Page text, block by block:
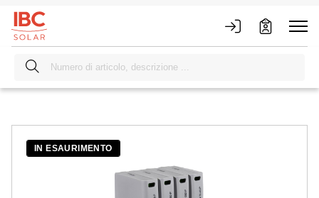
IN ESAURIMENTO